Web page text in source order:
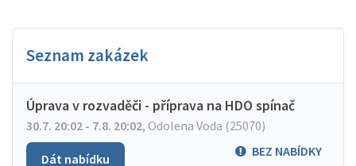
Seznam zakázek
Úprava v rozvaděči - příprava na HDO spínač
30.7. 20:02 - 7.8. 20:02, Odolena Voda (25070)
BEZ NABÍDKY
Dát nabídku